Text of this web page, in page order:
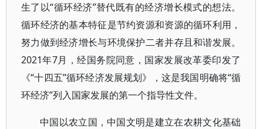
生了以“循环经济”替代既有的经济增长模式的想法。
循环经济的基本特征是节约资源和资源的循环利用，
努力做到经济增长与环境保护二者并存且和谐发展。
2021年7月，经国务院同意，国家发展改革委印发了
《“十四五”循环经济发展规划》，这是我国明确将“循
环经济”列入国家发展的第一个指导性文件。
中国以农立国，中国文明是建立在农耕文化基础